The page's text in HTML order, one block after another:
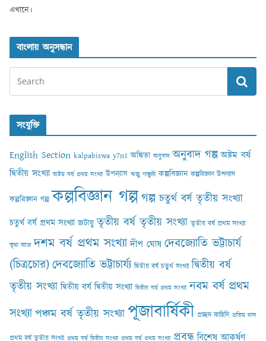
এখানে।
বাংলায় অনুসন্ধান
সংযুক্তি
English Section kalpabiswa y7n1 অঙ্কিতা অনুবাদ অনুবাদ গল্প অষ্টম বর্ষ
দ্বিতীয় সংখ্যা অষ্টম বর্ষ প্রথম সংখ্যা উপন্যাস ঋজু গাঙ্গুলী কল্পবিজ্ঞান কল্পবিজ্ঞান উপন্যাস
কল্পবিজ্ঞান গল্প কল্পবিজ্ঞান গল্পগল্প চতুর্থ বর্ষ তৃতীয় সংখ্যা
চতুর্থ বর্ষ প্রথম সংখ্যা জটায়ু তৃতীয় বর্ষ তৃতীয় সংখ্যা তৃতীয় বর্ষ প্রথম সংখ্যা
তৃষা আঢ‍্য দশম বর্ষ প্রথম সংখ্যা দীপ ঘোষ দেবজ্যোতি ভট্টাচার্য
(চিত্রচোর)দেবজ্যোতি ভট্টাচার্য্য দ্বিতীয় বর্ষ চতুর্থ সংখ্যা দ্বিতীয় বর্ষ
তৃতীয় সংখ্যা দ্বিতীয় বর্ষ দ্বিতীয় সংখ্যা দ্বিতীয় বর্ষ প্রথম সংখ্যা নবম বর্ষ প্রথম
সংখ্যাপঞ্চম বর্ষ তৃতীয় সংখ্যা পূজাবার্ষিকী প্রচ্ছদ কাহিনি প্রতিম দাস
প্রথম বর্ষ তৃতীয় সংখ্যা প্রথম বর্ষ দ্বিতীয় সংখ্যা প্রথম বর্ষ প্রথম সংখ্যা প্রবন্ধ বিশেষ আকর্ষণ